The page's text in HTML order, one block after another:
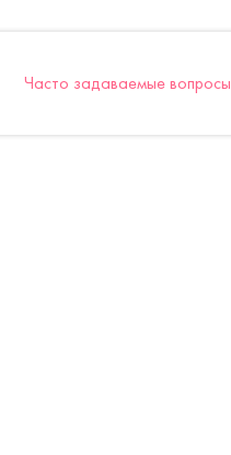
Часто задаваемые вопросы